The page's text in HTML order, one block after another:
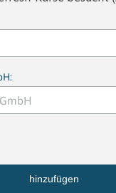
hinzufügen